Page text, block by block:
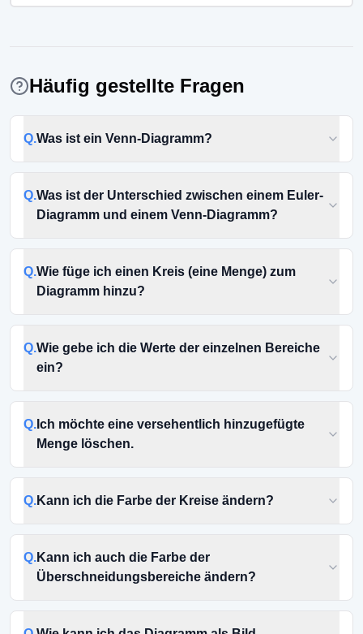
Häufig gestellte Fragen
Q.Was ist ein Venn-Diagramm?
Q.Was ist der Unterschied zwischen einem Euler-
Diagramm und einem Venn-Diagramm?
Q.Wie füge ich einen Kreis (eine Menge) zum
Diagramm hinzu?
Q.Wie gebe ich die Werte der einzelnen Bereiche
ein?
Q. Ich möchte eine versehentlich hinzugefügte
Menge löschen.
Q.Kann ich die Farbe der Kreise ändern?
Q.Kann ich auch die Farbe der
Überschneidungsbereiche ändern?